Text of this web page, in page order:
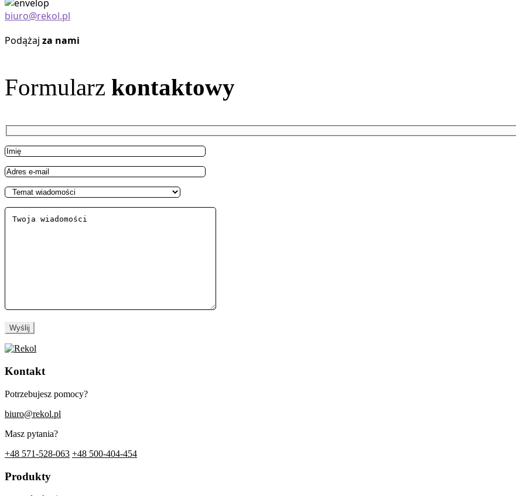
biuro@rekol.pl
Podążaj za nami
Formularz kontaktowy
Wyślij
Kontakt
Potrzebujesz pomocy?
biuro@rekol.pl
Masz pytania?
+48 571-528-063 +48 500-404-454
Produkty